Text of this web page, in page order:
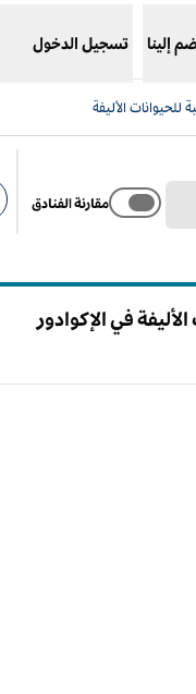
إلينا تسجيل الدخول
الأليفة
مقارنة الفنادق
في الإكوادور